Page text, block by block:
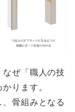
ぜ「職人の技
ります。
骨組みとなる